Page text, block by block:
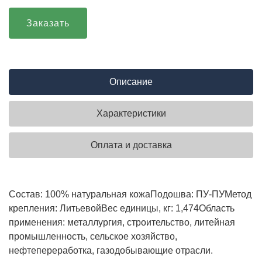
Заказать
Описание
Характеристики
Оплата и доставка
Состав: 100% натуральная кожаПодошва: ПУ-ПУМетод
крепления: ЛитьевойВес единицы, кг: 1,474Область
применения: металлургия, строительство, литейная
промышленность, сельское хозяйство,
нефтепереработка, газодобывающие отрасли.